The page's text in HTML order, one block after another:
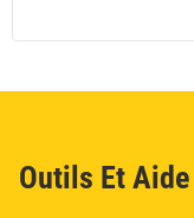
Outils Et